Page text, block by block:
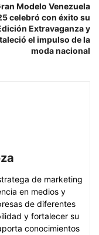
Modelo Venezuela
celebró con éxito su
Extravaganza y
el impulso de la
moda nacional
de marketing
en medios y
de diferentes
y fortalecer su
conocimientos